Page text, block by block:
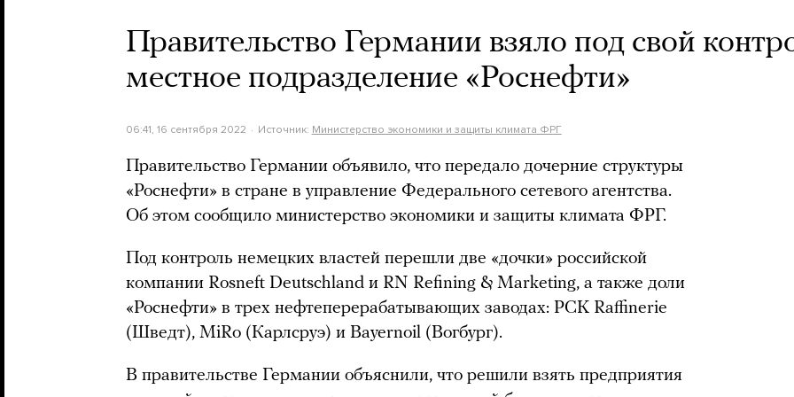
Правительство Германии взяло под свой
местное подразделение «Роснефти»
06:41, 16 сентября 2022 Источник: Министерство экономики и защиты климата ФРГ
Правительство Германии объявило, что передало дочерние структуры
«Роснефти» в стране в управление Федерального сетевого агентства.
Об этом сообщило министерство экономики и защиты климата ФРГ.
Под контроль немецких властей перешли две «дочки» российской
компании Rosneft Deutschland и RN Refining & Marketing, а также доли
«Роснефти» в трех нефтеперерабатывающих заводах: PCK Raffinerie
(Шведт), MiRo (Карлсруэ) и Bayernoil (Вогбург).
В правительстве Германии объяснили, что решили взять предприятия